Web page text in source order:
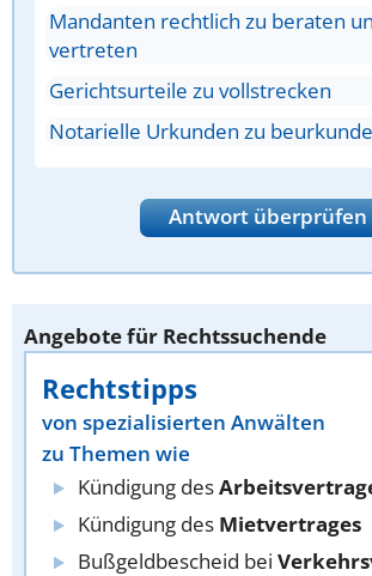
Mandanten rechtlich zu beraten
vertreten
Gerichtsurteile zu vollstrecken
Notarielle Urkunden zu
Antwort überprüfen
Angebote für Rechtssuchende
Rechtstipps
von spezialisierten Anwälten
zu Themen wie
Kündigung des
Kündigung des Mietvertrages
Bußgeldbescheid bei